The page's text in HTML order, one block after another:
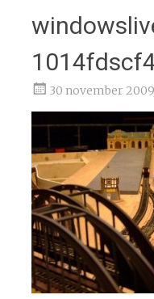
30 november 2009